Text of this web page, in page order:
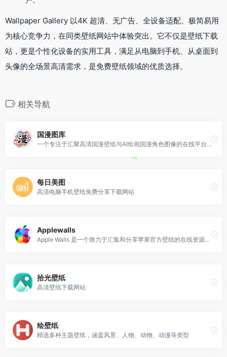
Wallpaper Gallery 以4K 超清、无广告、全设备适配、极简易用
为核心竞争力，在同类壁纸网站中体验突出。它不仅是壁纸下载
站，更是个性化设备的实用工具，满足从电脑到手机、从桌面到
头像的全场景高清需求，是免费壁纸领域的优质选择。
相关导航
国漫图库
一个专注于汇聚高清国漫壁纸与AI绘画国漫角色图像的在线平台。其核心定位是为国漫爱好者提供海量、高质量的视觉资源库，内容涵盖众多热门国产动漫作品。
每日美图
高清电脑手机壁纸免费分享下载网站
Applewalls
Apple Walls 是一个致力于汇集和分享苹果官方壁纸的在线资源库，其主要特色是为广大苹果用户提供海量高品质且免费的设备壁纸。
拾光壁纸
高清壁纸下载网站
绘壁纸
精选多种主题壁纸，涵盖风景、人物、动物、动漫等类型